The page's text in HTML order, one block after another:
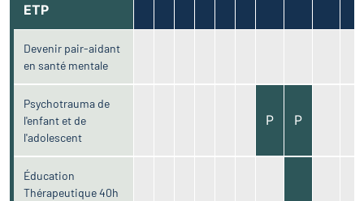
ETP
Devenir pair-aidant
en santé mentale
Psychotrauma de
l'enfant et de
l'adolescent
P P
Éducation
Thérapeutique 40h